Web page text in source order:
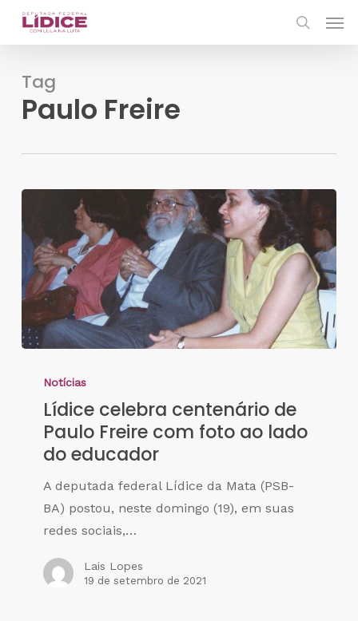
Skip
content
Tag
Paulo Freire
Notícias
Lídice celebra centenário de
Paulo Freire com foto ao lado
do educador
A deputada federal Lídice da Mata (PSB-
BA) postou, neste domingo (19), em suas
redes sociais,…
Lais Lopes
19 de setembro de 2021